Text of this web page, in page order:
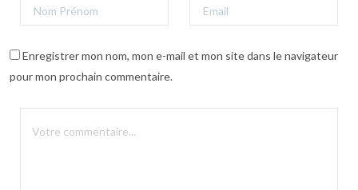
Enregistrer mon nom, mon e-mail et mon site dans le navigateur
pour mon prochain commentaire.